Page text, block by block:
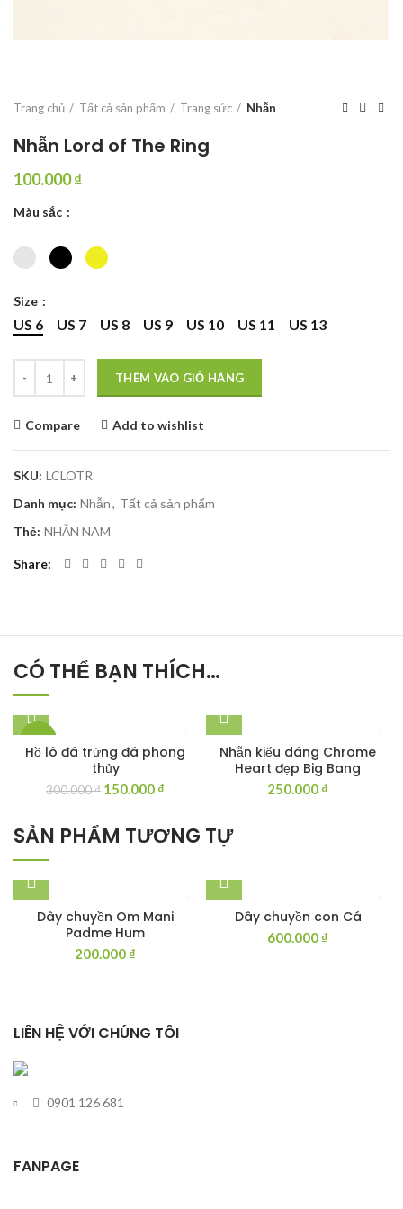
Trang chủ Tất cả sản phẩm Trang sức Nhẫn
Nhẫn Lord of The Ring
100.000₫
Màu sắc
Size
US 6 US 7 US 8 US 9 US 10 US 11 US 13
THÊM VÀO GIỎ HÀNG
Compare Add to wishlist
SKU: LCLOTR
Danh mục: Nhẫn, Tất cả sản phẩm
Thẻ: NHẪN NAM
Share
CÓ THỂ BẠN THÍCH…
Hồ lô đá trứng đá phong
thủy
300.000₫ Giá
300.000 ₫.
150.000 ₫
là:
Nhẫn kiểu dáng Chrome
Heart đẹp Big Bang
250.000 ₫
SẢN PHẨM TƯƠNG TỰ
Dây chuyền Om Mani
Padme Hum
200.000 ₫
Dây chuyền con Cá
600.000 ₫
LIÊN HỆ VỚI CHÚNG TÔI
0901 126 681
FANPAGE